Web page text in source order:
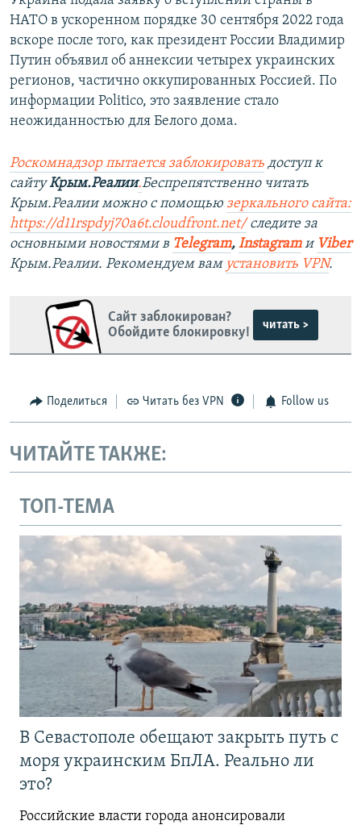
НАТО в ускоренном порядке 30 сентября 2022 года
вскоре после того, как президент России Владимир
Путин объявил об аннексии четырех украинских
регионов, частично оккупированных Россией. По
информации Politico, это заявление стало
неожиданностью для Белого дома.
Роскомнадзор пытается заблокировать доступ к
сайтуКрым.Реалии.Беспрепятственно читать
Крым.Реалии можно с помощью зеркального сайта:
https://d11rspdyj70a6t.cloudfront.net/следите за
основными новостями в Telegram, Instagramи Viber
Крым.Реалии. Рекомендуем вам установить VPN.
Сайт заблокирован?
Обойдите блокировку!
читать >
Поделиться Читать без VPN Follow us
ЧИТАЙТЕ ТАКЖЕ:
ТОП-ТЕМА
В Севастополе обещают закрыть путь с
моря украинским БпЛА. Реально ли
это?
Российские власти города анонсировали